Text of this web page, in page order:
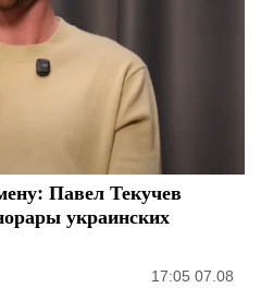
Павел Текучев
украинских
17:05 07.08